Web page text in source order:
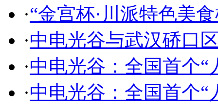
·“金宫杯·川派特色美
·中电光谷与武汉硚口
·中电光谷：全国首个“
·中电光谷：全国首个“